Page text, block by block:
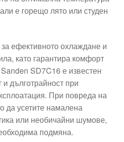
е горещо лято или студен
ефективното охлаждане и
като гарантира комфорт
SD7C16 е известен
дълготрайност при
При повреда на
да усетите намалена
или необичайни шумове,
подмяна.